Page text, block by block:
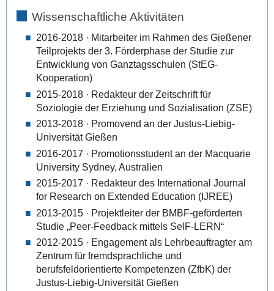
Wissenschaftliche Aktivitäten
2016-2018 · Mitarbeiter im Rahmen des Gießener
Teilprojekts der 3. Förderphase der Studie zur
Entwicklung von Ganztagsschulen (StEG-
Kooperation)
2015-2018 · Redakteur der Zeitschrift für
Soziologie der Erziehung und Sozialisation (ZSE)
2013-2018 · Promovend an der Justus-Liebig-
Universität Gießen
2016-2017 · Promotionsstudent an der Macquarie
University Sydney, Australien
2015-2017 · Redakteur des International Journal
for Research on Extended Education (IJREE)
2013-2015 · Projektleiter der BMBF-geförderten
Studie „Peer-Feedback mittels SelF-LERN“
2012-2015 · Engagement als Lehrbeauftragter am
Zentrum für fremdsprachliche und
berufsfeldorientierte Kompetenzen (ZfbK) der
Justus-Liebig-Universität Gießen